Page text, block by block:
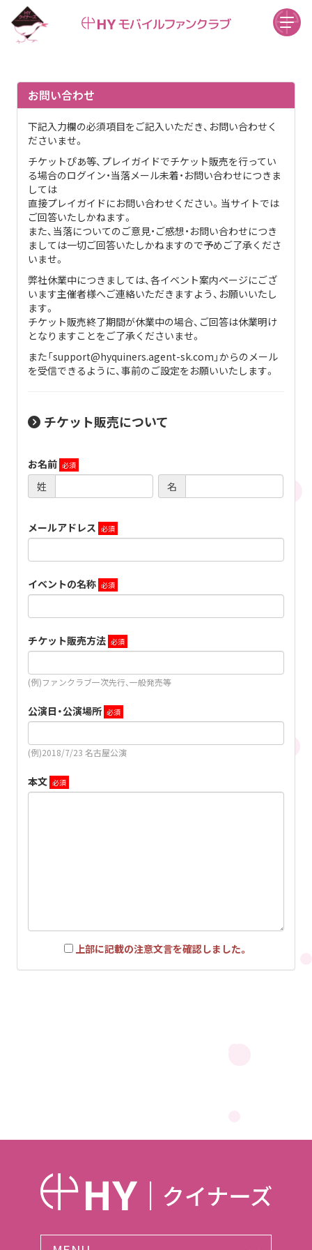
お問い合わせ
下記入力欄の必須項目をご記入いただき、お問い合わせく
ださいませ。
チケットぴあ等、プレイガイドでチケット販売を行ってい
る場合のログイン・当落メール未着・お問い合わせにつきま
しては
直接プレイガイドにお問い合わせください。当サイトでは
ご回答いたしかねます。
また、当落についてのご意見・ご感想・お問い合わせにつき
ましては一切ご回答いたしかねますので予めご了承くださ
いませ。
弊社休業中につきましては、各イベント案内ページにござ
います主催者様へご連絡いただきますよう、お願いいたし
ます。
チケット販売終了期間が休業中の場合、ご回答は休業明け
となりますことをご了承くださいませ。
また「support@hyquiners.agent-sk.com」からのメール
を受信できるように、事前のご設定をお願いいたします。
チケット販売について
お名前
姓
名
メールアドレス
イベントの名称
チケット販売方法
(例)ファンクラブ一次先行、一般発売等
公演日・公演場所
(例)2018/7/23 名古屋公演
本文
上部に記載の注意文言を確認しました。